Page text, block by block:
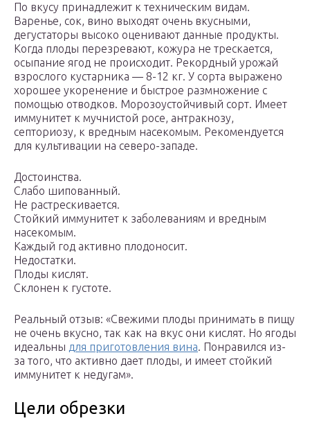
По вкусу принадлежит к техническим видам.
Варенье, сок, вино выходят очень вкусными,
дегустаторы высоко оценивают данные продукты.
Когда плоды перезревают, кожура не трескается,
осыпание ягод не происходит. Рекордный урожай
взрослого кустарника — 8-12 кг. У сорта выражено
хорошее укоренение и быстрое размножение с
помощью отводков. Морозоустойчивый сорт. Имеет
иммунитет к мучнистой росе, антракнозу,
септориозу, к вредным насекомым. Рекомендуется
для культивации на северо-западе.
Достоинства.
Слабо шипованный.
Не растрескивается.
Стойкий иммунитет к заболеваниям и вредным
насекомым.
Каждый год активно плодоносит.
Недостатки.
Плоды кислят.
Склонен к густоте.
Реальный отзыв: «Свежими плоды принимать в пищу
не очень вкусно, так как на вкус они кислят. Но ягоды
идеальны для приготовления вина. Понравился из-
за того, что активно дает плоды, и имеет стойкий
иммунитет к недугам».
Цели обрезки